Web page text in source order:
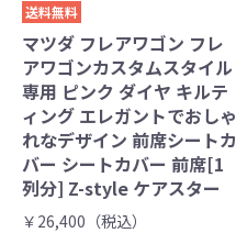
送料無料
マツダ フレアワゴン フレ
アワゴンカスタムスタイル
専用 ピンク ダイヤ キルテ
ィング エレガントでおしゃ
れなデザイン 前席シートカ
バー シートカバー 前席[1
列分] Z-style ケアスター
￥26,400（税込）